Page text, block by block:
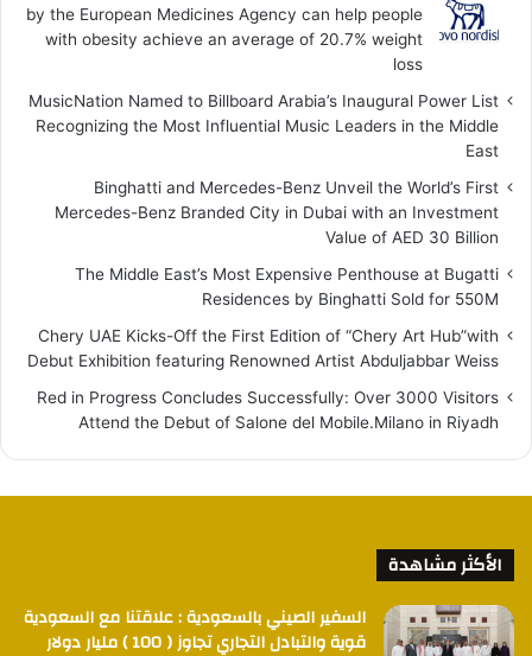
by the European Medicines Agency can help people
with obesity achieve an average of 20.7% weight
loss
MusicNation Named to Billboard Arabia’s Inaugural Power List
Recognizing the Most Influential Music Leaders in the Middle
East
Binghatti and Mercedes-Benz Unveil the World’s First
Mercedes-Benz Branded City in Dubai with an Investment
Value of AED 30 Billion
The Middle East’s Most Expensive Penthouse at Bugatti
Residences by Binghatti Sold for 550M
Chery UAE Kicks-Off the First Edition of “Chery Art Hub”with
Debut Exhibition featuring Renowned Artist Abduljabbar Weiss
Red in Progress Concludes Successfully: Over 3000 Visitors
Attend the Debut of Salone del Mobile.Milano in Riyadh
الأكثر مشاهدة
السفير الصيني بالسعودية : علاقتنا مع السعودية
قوية والتبادل التجاري تجاوز ( 100 ) مليار دولار